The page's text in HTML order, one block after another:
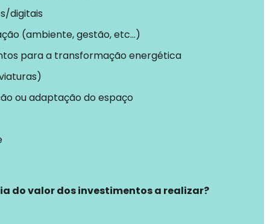
digitais
(ambiente, gestão, etc...)
para a transformação energética
ou adaptação do espaço
do valor dos investimentos a realizar?